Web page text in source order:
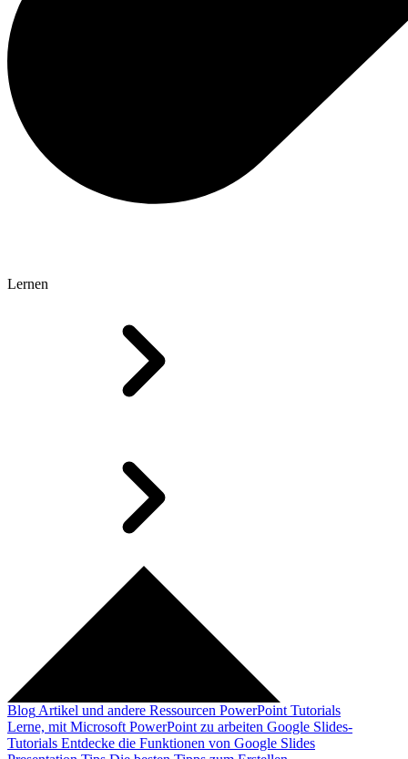
Lernen
Blog Artikel und andere Ressourcen PowerPoint Tutorials
Lerne, mit Microsoft PowerPoint zu arbeiten Google Slides-
Tutorials Entdecke die Funktionen von Google Slides